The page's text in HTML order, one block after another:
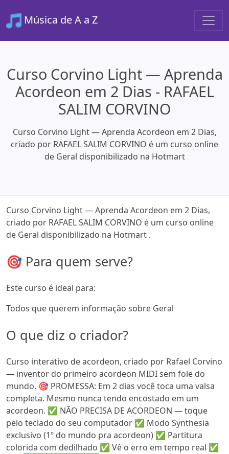
Música de A a Z
Curso Corvino Light — Aprenda
Acordeon em 2 Dias - RAFAEL
SALIM CORVINO
Curso Corvino Light — Aprenda Acordeon em 2 Dias,
criado por RAFAEL SALIM CORVINO é um curso online
de Geral disponibilizado na Hotmart
Curso Corvino Light — Aprenda Acordeon em 2 Dias,
criado por RAFAEL SALIM CORVINO é um curso online
de Geral disponibilizado na Hotmart .
🎯 Para quem serve?
Este curso é ideal para:
Todos que querem informação sobre Geral
O que diz o criador?
Curso interativo de acordeon, criado por Rafael Corvino
— inventor do primeiro acordeon MIDI sem fole do
mundo. 🎯 PROMESSA: Em 2 dias você toca uma valsa
completa. Mesmo nunca tendo encostado em um
acordeon. ✅ NÃO PRECISA DE ACORDEON — toque
pelo teclado do seu computador ✅ Modo Synthesia
exclusivo (1º do mundo pra acordeon) ✅ Partitura
colorida com dedilhado ✅ Vê o erro em tempo real ✅